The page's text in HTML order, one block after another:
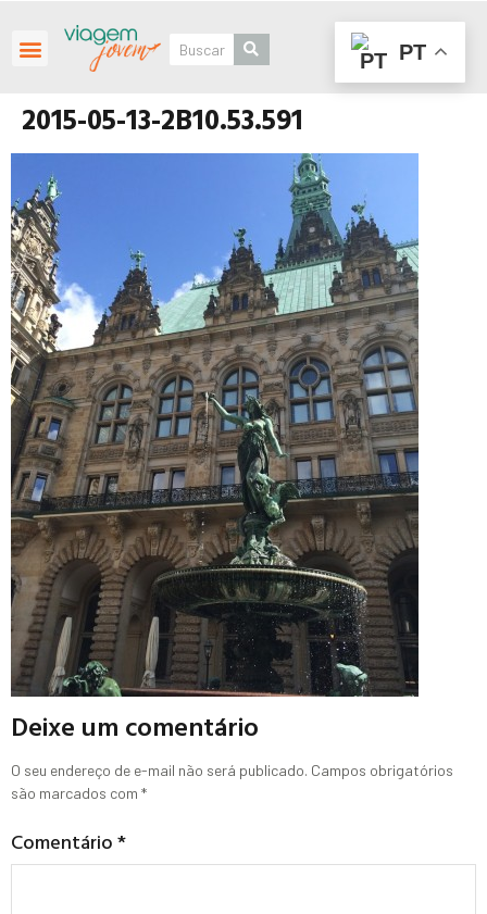
2015-05-13-2B10.53.591
Deixe um comentário
O seu endereço de e-mail não será publicado. Campos obrigatórios
são marcados com *
Comentário*
PT